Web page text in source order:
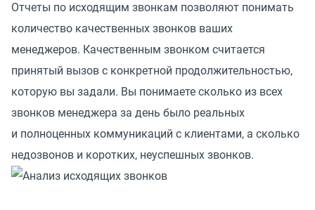
Отчеты по исходящим звонкам позволяют понимать
количество качественных звонков ваших
менеджеров. Качественным звонком считается
принятый вызов с конкретной продолжительностью,
которую вы задали. Вы понимаете сколько из всех
звонков менеджера за день было реальных
и полноценных коммуникаций с клиентами, а сколько
недозвонов и коротких, неуспешных звонков.